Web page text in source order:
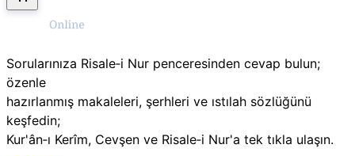
Sorularınıza Risale‑i Nur penceresinden cevap bulun;
özenle
hazırlanmış makaleleri, şerhleri ve ıstılah sözlüğünü
keşfedin;
Kur'ân‑ı Kerîm, Cevşen ve Risale‑i Nur'a tek tıkla ulaşın.